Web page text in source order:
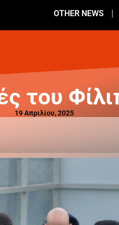
OTHER NEWS
του
19 Απριλίου, 2025